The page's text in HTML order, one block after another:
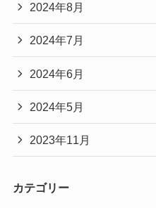
2024年8月
2024年7月
2024年6月
2024年5月
2023年11月
カテゴリー